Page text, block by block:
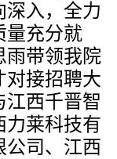
深入，全力
量充分就
雨带领我院
对接招聘大
江西千晋智
力莱科技有
公司、江西